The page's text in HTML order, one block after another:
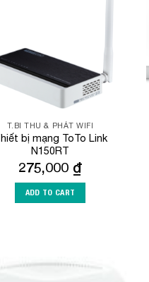
T.BI THU & PHÁT WIFI
bị mạng ToTo Link
N150RT
275,000 ₫
ADD TO CART